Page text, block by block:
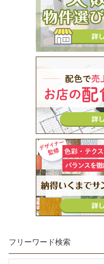
フリーワード検索